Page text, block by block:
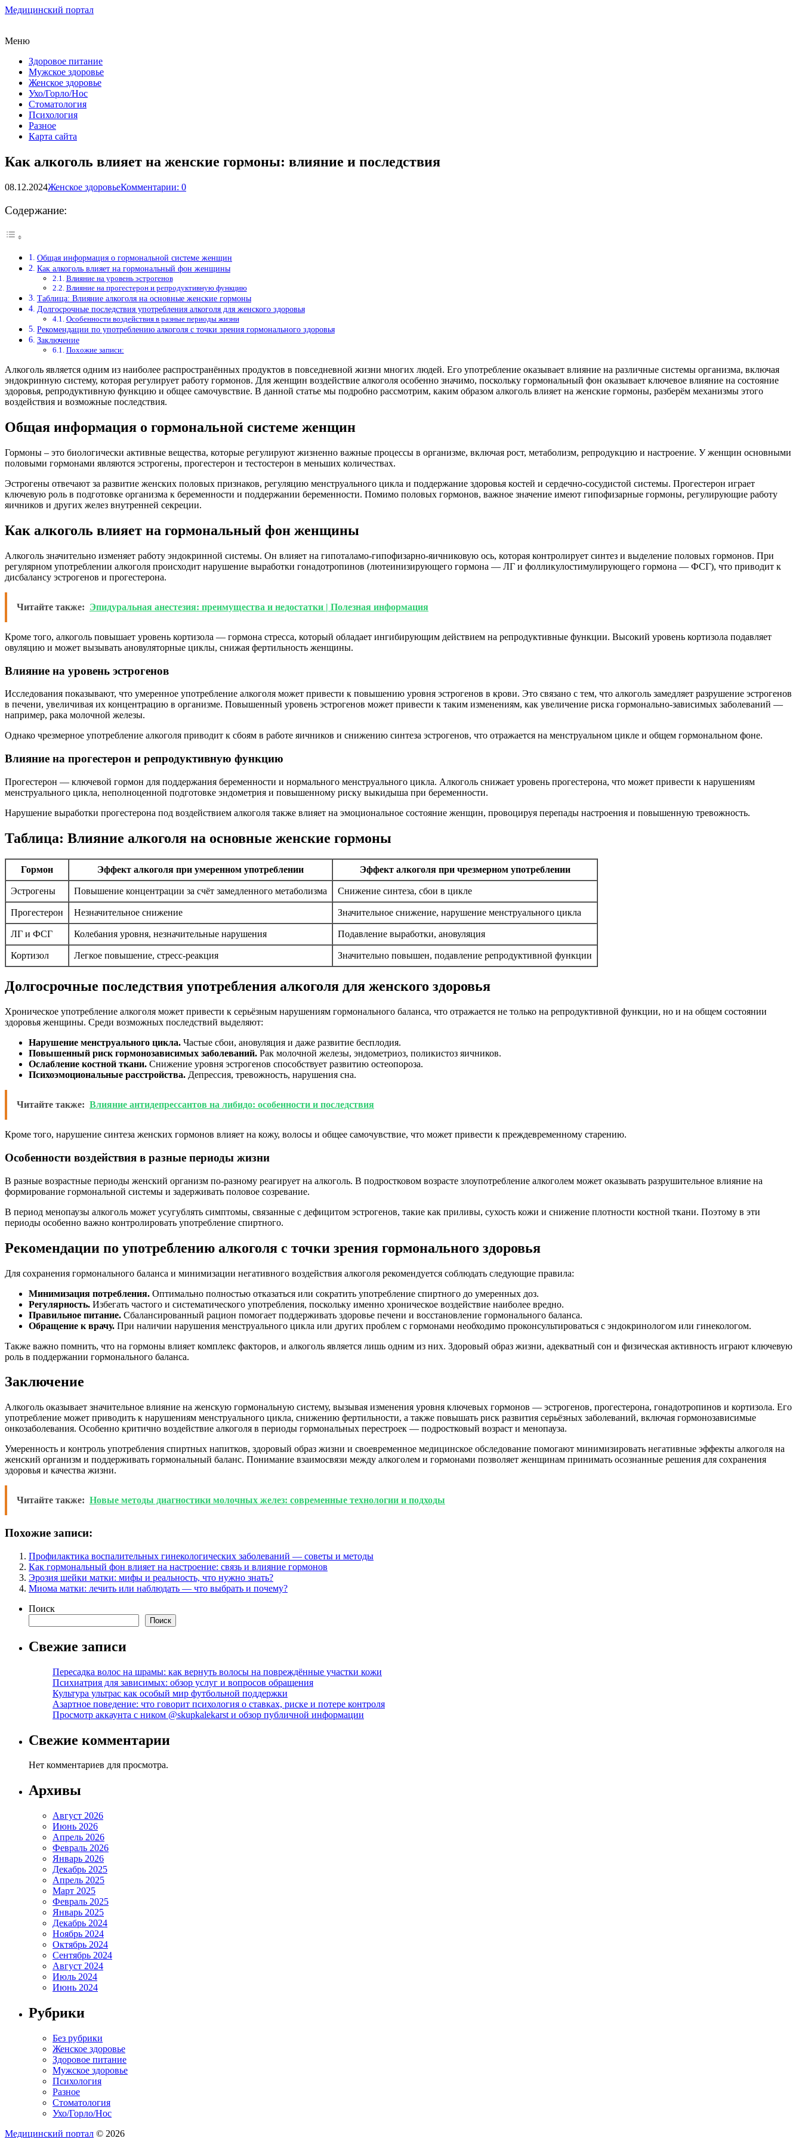
Медицинский портал
Меню
Здоровое питание
Мужское здоровье
Женское здоровье
Ухо/Горло/Нос
Стоматология
Психология
Разное
Карта сайта
Как алкоголь влияет на женские гормоны: влияние и последствия
08.12.2024Женское здоровьеКомментарии: 0
Содержание:
Общая информация о гормональной системе женщин
Как алкоголь влияет на гормональный фон женщины
Влияние на уровень эстрогенов
Влияние на прогестерон и репродуктивную функцию
Таблица: Влияние алкоголя на основные женские гормоны
Долгосрочные последствия употребления алкоголя для женского здоровья
Особенности воздействия в разные периоды жизни
Рекомендации по употреблению алкоголя с точки зрения гормонального здоровья
Заключение
Похожие записи:
Алкоголь является одним из наиболее распространённых продуктов в повседневной жизни многих людей. Его употребление оказывает влияние на различные системы организма, включая
эндокринную систему, которая регулирует работу гормонов. Для женщин воздействие алкоголя особенно значимо, поскольку гормональный фон оказывает ключевое влияние на состояние
здоровья, репродуктивную функцию и общее самочувствие. В данной статье мы подробно рассмотрим, каким образом алкоголь влияет на женские гормоны, разберём механизмы этого
воздействия и возможные последствия.
Общая информация о гормональной системе женщин
Гормоны – это биологически активные вещества, которые регулируют жизненно важные процессы в организме, включая рост, метаболизм, репродукцию и настроение. У женщин основными
половыми гормонами являются эстрогены, прогестерон и тестостерон в меньших количествах.
Эстрогены отвечают за развитие женских половых признаков, регуляцию менструального цикла и поддержание здоровья костей и сердечно-сосудистой системы. Прогестерон играет
ключевую роль в подготовке организма к беременности и поддержании беременности. Помимо половых гормонов, важное значение имеют гипофизарные гормоны, регулирующие работу
яичников и других желез внутренней секреции.
Как алкоголь влияет на гормональный фон женщины
Алкоголь значительно изменяет работу эндокринной системы. Он влияет на гипоталамо-гипофизарно-яичниковую ось, которая контролирует синтез и выделение половых гормонов. При
регулярном употреблении алкоголя происходит нарушение выработки гонадотропинов (лютеинизирующего гормона — ЛГ и фолликулостимулирующего гормона — ФСГ), что приводит к
дисбалансу эстрогенов и прогестерона.
Читайте также: Эпидуральная анестезия: преимущества и недостатки | Полезная информация
Кроме того, алкоголь повышает уровень кортизола — гормона стресса, который обладает ингибирующим действием на репродуктивные функции. Высокий уровень кортизола подавляет
овуляцию и может вызывать ановуляторные циклы, снижая фертильность женщины.
Влияние на уровень эстрогенов
Исследования показывают, что умеренное употребление алкоголя может привести к повышению уровня эстрогенов в крови. Это связано с тем, что алкоголь замедляет разрушение эстрогенов
в печени, увеличивая их концентрацию в организме. Повышенный уровень эстрогенов может привести к таким изменениям, как увеличение риска гормонально-зависимых заболеваний —
например, рака молочной железы.
Однако чрезмерное употребление алкоголя приводит к сбоям в работе яичников и снижению синтеза эстрогенов, что отражается на менструальном цикле и общем гормональном фоне.
Влияние на прогестерон и репродуктивную функцию
Прогестерон — ключевой гормон для поддержания беременности и нормального менструального цикла. Алкоголь снижает уровень прогестерона, что может привести к нарушениям
менструального цикла, неполноценной подготовке эндометрия и повышенному риску выкидыша при беременности.
Нарушение выработки прогестерона под воздействием алкоголя также влияет на эмоциональное состояние женщин, провоцируя перепады настроения и повышенную тревожность.
Таблица: Влияние алкоголя на основные женские гормоны
Гормон Эффект алкоголя при умеренном употреблении Эффект алкоголя при чрезмерном употреблении
Эстрогены Повышение концентрации за счёт замедленного метаболизма Снижение синтеза, сбои в цикле
Прогестерон Незначительное снижение Значительное снижение, нарушение менструального цикла
ЛГ и ФСГ Колебания уровня, незначительные нарушения Подавление выработки, ановуляция
Кортизол Легкое повышение, стресс-реакция Значительно повышен, подавление репродуктивной функции
Долгосрочные последствия употребления алкоголя для женского здоровья
Хроническое употребление алкоголя может привести к серьёзным нарушениям гормонального баланса, что отражается не только на репродуктивной функции, но и на общем состоянии
здоровья женщины. Среди возможных последствий выделяют:
Нарушение менструального цикла. Частые сбои, ановуляция и даже развитие бесплодия.
Повышенный риск гормонозависимых заболеваний. Рак молочной железы, эндометриоз, поликистоз яичников.
Ослабление костной ткани. Снижение уровня эстрогенов способствует развитию остеопороза.
Психоэмоциональные расстройства. Депрессия, тревожность, нарушения сна.
Читайте также: Влияние антидепрессантов на либидо: особенности и последствия
Кроме того, нарушение синтеза женских гормонов влияет на кожу, волосы и общее самочувствие, что может привести к преждевременному старению.
Особенности воздействия в разные периоды жизни
В разные возрастные периоды женский организм по-разному реагирует на алкоголь. В подростковом возрасте злоупотребление алкоголем может оказывать разрушительное влияние на
формирование гормональной системы и задерживать половое созревание.
В период менопаузы алкоголь может усугублять симптомы, связанные с дефицитом эстрогенов, такие как приливы, сухость кожи и снижение плотности костной ткани. Поэтому в эти
периоды особенно важно контролировать употребление спиртного.
Рекомендации по употреблению алкоголя с точки зрения гормонального здоровья
Для сохранения гормонального баланса и минимизации негативного воздействия алкоголя рекомендуется соблюдать следующие правила:
Минимизация потребления. Оптимально полностью отказаться или сократить употребление спиртного до умеренных доз.
Регулярность. Избегать частого и систематического употребления, поскольку именно хроническое воздействие наиболее вредно.
Правильное питание. Сбалансированный рацион помогает поддерживать здоровье печени и восстановление гормонального баланса.
Обращение к врачу. При наличии нарушения менструального цикла или других проблем с гормонами необходимо проконсультироваться с эндокринологом или гинекологом.
Также важно помнить, что на гормоны влияет комплекс факторов, и алкоголь является лишь одним из них. Здоровый образ жизни, адекватный сон и физическая активность играют ключевую
роль в поддержании гормонального баланса.
Заключение
Алкоголь оказывает значительное влияние на женскую гормональную систему, вызывая изменения уровня ключевых гормонов — эстрогенов, прогестерона, гонадотропинов и кортизола. Его
употребление может приводить к нарушениям менструального цикла, снижению фертильности, а также повышать риск развития серьёзных заболеваний, включая гормонозависимые
онкозаболевания. Особенно критично воздействие алкоголя в периоды гормональных перестроек — подростковый возраст и менопауза.
Умеренность и контроль употребления спиртных напитков, здоровый образ жизни и своевременное медицинское обследование помогают минимизировать негативные эффекты алкоголя на
женский организм и поддерживать гормональный баланс. Понимание взаимосвязи между алкоголем и гормонами позволяет женщинам принимать осознанные решения для сохранения
здоровья и качества жизни.
Читайте также: Новые методы диагностики молочных желез: современные технологии и подходы
Похожие записи:
Профилактика воспалительных гинекологических заболеваний — советы и методы
Как гормональный фон влияет на настроение: связь и влияние гормонов
Эрозия шейки матки: мифы и реальность, что нужно знать?
Миома матки: лечить или наблюдать — что выбрать и почему?
Поиск
Поиск
Свежие записи
Пересадка волос на шрамы: как вернуть волосы на повреждённые участки кожи
Психиатрия для зависимых: обзор услуг и вопросов обращения
Культура ультрас как особый мир футбольной поддержки
Азартное поведение: что говорит психология о ставках, риске и потере контроля
Просмотр аккаунта с ником @skupkalekarst и обзор публичной информации
Свежие комментарии
Нет комментариев для просмотра.
Архивы
Август 2026
Июнь 2026
Апрель 2026
Февраль 2026
Январь 2026
Декабрь 2025
Апрель 2025
Март 2025
Февраль 2025
Январь 2025
Декабрь 2024
Ноябрь 2024
Октябрь 2024
Сентябрь 2024
Август 2024
Июль 2024
Июнь 2024
Рубрики
Без рубрики
Женское здоровье
Здоровое питание
Мужское здоровье
Психология
Разное
Стоматология
Ухо/Горло/Нос
Медицинский портал © 2026